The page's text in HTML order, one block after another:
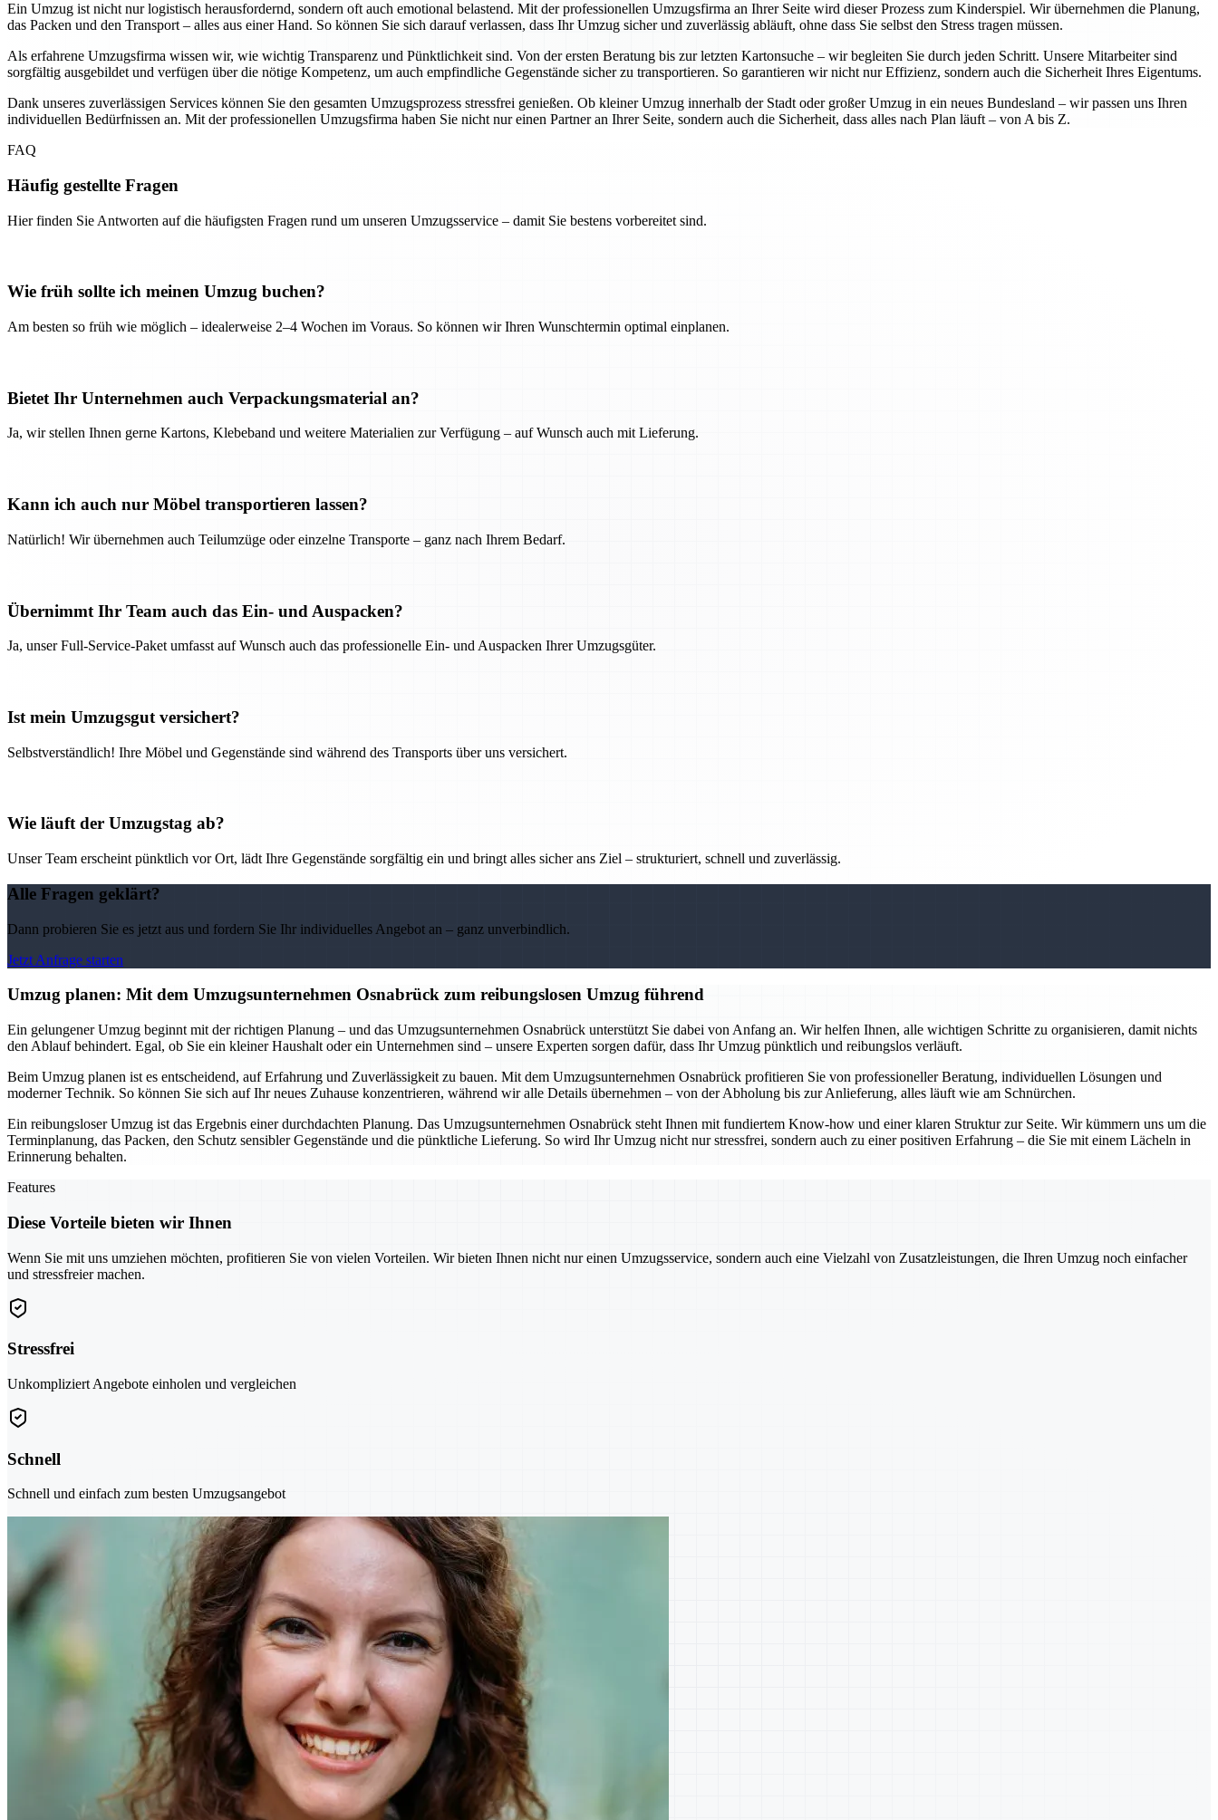
Ein Umzug ist nicht nur logistisch herausfordernd, sondern oft auch emotional belastend. Mit der professionellen Umzugsfirma an Ihrer Seite wird dieser Prozess zum Kinderspiel. Wir übernehmen die Planung,
das Packen und den Transport – alles aus einer Hand. So können Sie sich darauf verlassen, dass Ihr Umzug sicher und zuverlässig abläuft, ohne dass Sie selbst den Stress tragen müssen.
Als erfahrene Umzugsfirma wissen wir, wie wichtig Transparenz und Pünktlichkeit sind. Von der ersten Beratung bis zur letzten Kartonsuche – wir begleiten Sie durch jeden Schritt. Unsere Mitarbeiter sind
sorgfältig ausgebildet und verfügen über die nötige Kompetenz, um auch empfindliche Gegenstände sicher zu transportieren. So garantieren wir nicht nur Effizienz, sondern auch die Sicherheit Ihres Eigentums.
Dank unseres zuverlässigen Services können Sie den gesamten Umzugsprozess stressfrei genießen. Ob kleiner Umzug innerhalb der Stadt oder großer Umzug in ein neues Bundesland – wir passen uns Ihren
individuellen Bedürfnissen an. Mit der professionellen Umzugsfirma haben Sie nicht nur einen Partner an Ihrer Seite, sondern auch die Sicherheit, dass alles nach Plan läuft – von A bis Z.
FAQ
Häufig gestellte Fragen
Hier finden Sie Antworten auf die häufigsten Fragen rund um unseren Umzugsservice – damit Sie bestens vorbereitet sind.
Wie früh sollte ich meinen Umzug buchen?
Am besten so früh wie möglich – idealerweise 2–4 Wochen im Voraus. So können wir Ihren Wunschtermin optimal einplanen.
Bietet Ihr Unternehmen auch Verpackungsmaterial an?
Ja, wir stellen Ihnen gerne Kartons, Klebeband und weitere Materialien zur Verfügung – auf Wunsch auch mit Lieferung.
Kann ich auch nur Möbel transportieren lassen?
Natürlich! Wir übernehmen auch Teilumzüge oder einzelne Transporte – ganz nach Ihrem Bedarf.
Übernimmt Ihr Team auch das Ein- und Auspacken?
Ja, unser Full-Service-Paket umfasst auf Wunsch auch das professionelle Ein- und Auspacken Ihrer Umzugsgüter.
Ist mein Umzugsgut versichert?
Selbstverständlich! Ihre Möbel und Gegenstände sind während des Transports über uns versichert.
Wie läuft der Umzugstag ab?
Unser Team erscheint pünktlich vor Ort, lädt Ihre Gegenstände sorgfältig ein und bringt alles sicher ans Ziel – strukturiert, schnell und zuverlässig.
Alle Fragen geklärt?
Dann probieren Sie es jetzt aus und fordern Sie Ihr individuelles Angebot an – ganz unverbindlich.
Jetzt Anfrage starten
Umzug planen: Mit dem Umzugsunternehmen Osnabrück zum reibungslosen Umzug führend
Ein gelungener Umzug beginnt mit der richtigen Planung – und das Umzugsunternehmen Osnabrück unterstützt Sie dabei von Anfang an. Wir helfen Ihnen, alle wichtigen Schritte zu organisieren, damit nichts
den Ablauf behindert. Egal, ob Sie ein kleiner Haushalt oder ein Unternehmen sind – unsere Experten sorgen dafür, dass Ihr Umzug pünktlich und reibungslos verläuft.
Beim Umzug planen ist es entscheidend, auf Erfahrung und Zuverlässigkeit zu bauen. Mit dem Umzugsunternehmen Osnabrück profitieren Sie von professioneller Beratung, individuellen Lösungen und
moderner Technik. So können Sie sich auf Ihr neues Zuhause konzentrieren, während wir alle Details übernehmen – von der Abholung bis zur Anlieferung, alles läuft wie am Schnürchen.
Ein reibungsloser Umzug ist das Ergebnis einer durchdachten Planung. Das Umzugsunternehmen Osnabrück steht Ihnen mit fundiertem Know-how und einer klaren Struktur zur Seite. Wir kümmern uns um die
Terminplanung, das Packen, den Schutz sensibler Gegenstände und die pünktliche Lieferung. So wird Ihr Umzug nicht nur stressfrei, sondern auch zu einer positiven Erfahrung – die Sie mit einem Lächeln in
Erinnerung behalten.
Features
Diese Vorteile bieten wir Ihnen
Wenn Sie mit uns umziehen möchten, profitieren Sie von vielen Vorteilen. Wir bieten Ihnen nicht nur einen Umzugsservice, sondern auch eine Vielzahl von Zusatzleistungen, die Ihren Umzug noch einfacher
und stressfreier machen.
Stressfrei
Unkompliziert Angebote einholen und vergleichen
Schnell
Schnell und einfach zum besten Umzugsangebot